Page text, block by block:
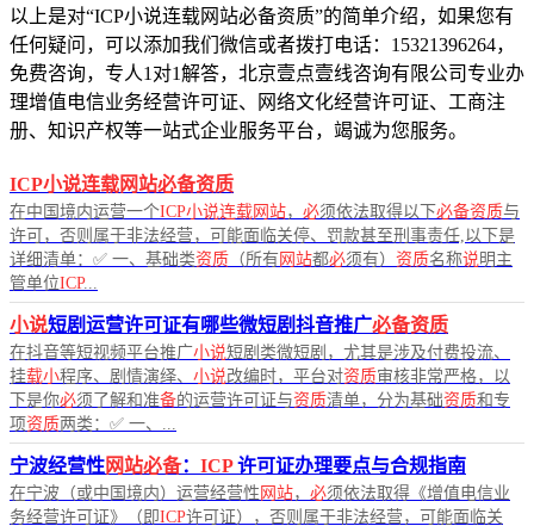
以上是对“ICP小说连载网站必备资质”的简单介绍，如果您有
任何疑问，可以添加我们微信或者拨打电话：15321396264，
免费咨询，专人1对1解答，北京壹点壹线咨询有限公司专业办
理增值电信业务经营许可证、网络文化经营许可证、工商注
册、知识产权等一站式企业服务平台，竭诚为您服务。
ICP小说连载网站必备资质
在中国境内运营一个ICP小说连载网站， 必须依法取得以下必备资质与
许可，否则属于非法经营，可能面临关停、罚款甚至刑事责任,以下是
详细清单：✅ 一、基础类资质 （所有 网站都必须有） 资质名称说明主
管单位ICP...
小说短剧运营许可证有哪些微短剧抖音推广必备资质
在抖音等短视频平台推广小说短剧类微短剧，尤其是涉及付费投流、
挂载小程序、剧情演绎、 小说改编时，平台对资质审核非常严格，以
下是你必须了解和准备的运营许可证与资质清单，分为基础资质和专
项资质两类：✅ 一、...
宁波经营性网站必备： ICP许可证办理要点与合规指南
在宁波（或中国境内）运营经营性 网站， 必须依法取得《增值电信业
务经营许可证》（即ICP许可证），否则属于非法经营，可能面临关